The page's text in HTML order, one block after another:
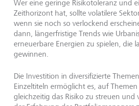
Wer eine geringe Risikotoleranz und
Zeithorizont hat, sollte volatilere
wenn sie noch so verlockend
dann, längerfristige Trends wie
erneuerbare Energien zu spielen, die
gewinnen.
Die Investition in diversifizierte
Einzeltiteln ermöglicht es, auf
gleichzeitig das Risiko zu streuen und